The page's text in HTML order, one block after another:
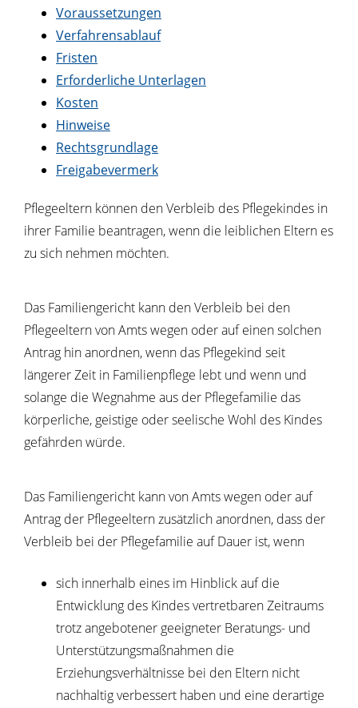
Voraussetzungen
Verfahrensablauf
Fristen
Erforderliche Unterlagen
Kosten
Hinweise
Rechtsgrundlage
Freigabevermerk
Pflegeeltern können den Verbleib des Pflegekindes in
ihrer Familie beantragen, wenn die leiblichen Eltern es
zu sich nehmen möchten.
Das Familiengericht kann den Verbleib bei den
Pflegeeltern von Amts wegen oder auf einen solchen
Antrag hin anordnen, wenn das Pflegekind seit
längerer Zeit in Familienpflege lebt und wenn und
solange die Wegnahme aus der Pflegefamilie das
körperliche, geistige oder seelische Wohl des Kindes
gefährden würde.
Das Familiengericht kann von Amts wegen oder auf
Antrag der Pflegeeltern zusätzlich anordnen, dass der
Verbleib bei der Pflegefamilie auf Dauer ist, wenn
sich innerhalb eines im Hinblick auf die
Entwicklung des Kindes vertretbaren Zeitraums
trotz angebotener geeigneter Beratungs- und
Unterstützungsmaßnahmen die
Erziehungsverhältnisse bei den Eltern nicht
nachhaltig verbessert haben und eine derartige